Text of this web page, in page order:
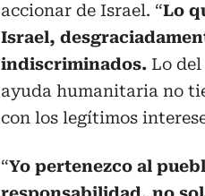
accionar de Israel. “Lo
Israel,
indiscriminados. Lo
ayuda humanitaria no
con los legítimos
“Yo pertenezco al